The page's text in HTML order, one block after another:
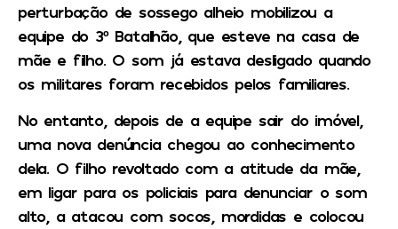
perturbação de sossego alheio mobilizou a
equipe do 3º Batalhão, que esteve na casa de
mãe e filho. O som já estava desligado quando
os militares foram recebidos pelos familiares.
No entanto, depois de a equipe sair do imóvel,
uma nova denúncia chegou ao conhecimento
dela. O filho revoltado com a atitude da mãe,
em ligar para os policiais para denunciar o som
alto, a atacou com socos, mordidas e colocou